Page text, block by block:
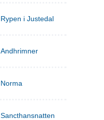
Rypen i Justedal
Andhrimner
Norma
Sancthansnatten